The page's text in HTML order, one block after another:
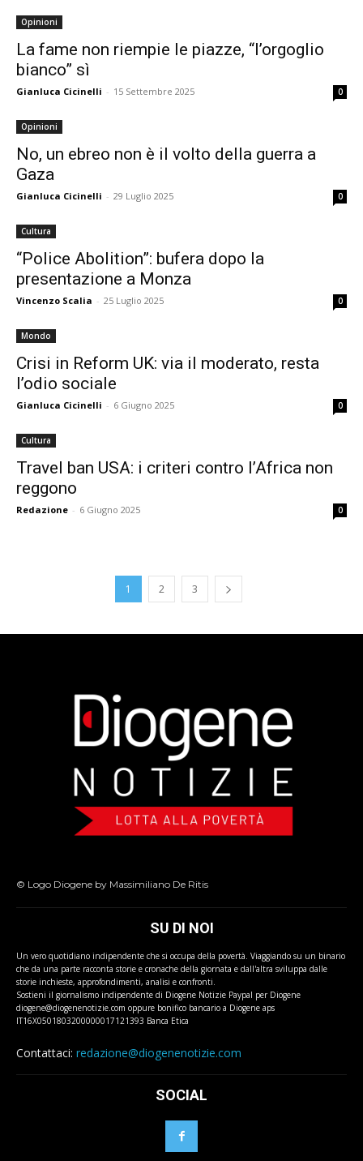
Opinioni
La fame non riempie le piazze, “l’orgoglio
bianco” sì
Gianluca Cicinelli - 15 Settembre 2025 0
Opinioni
No, un ebreo non è il volto della guerra a
Gaza
Gianluca Cicinelli - 29 Luglio 2025 0
Cultura
“Police Abolition”: bufera dopo la
presentazione a Monza
Vincenzo Scalia - 25 Luglio 2025 0
Mondo
Crisi in Reform UK: via il moderato, resta
l’odio sociale
Gianluca Cicinelli - 6 Giugno 2025 0
Cultura
Travel ban USA: i criteri contro l’Africa non
reggono
Redazione - 6 Giugno 2025 0
1 2 3
© Logo Diogene by Massimiliano De Ritis
SU DI NOI
Un vero quotidiano indipendente che si occupa della povertà. Viaggiando su un binario
che da una parte racconta storie e cronache della giornata e dall'altra sviluppa dalle
storie inchieste, approfondimenti, analisi e confronti.
Sostieni il giornalismo indipendente di Diogene Notizie Paypal per Diogene
diogene@diogenenotizie.com oppure bonifico bancario a Diogene aps
IT16X0501803200000017121393 Banca Etica
Contattaci: redazione@diogenenotizie.com
SOCIAL